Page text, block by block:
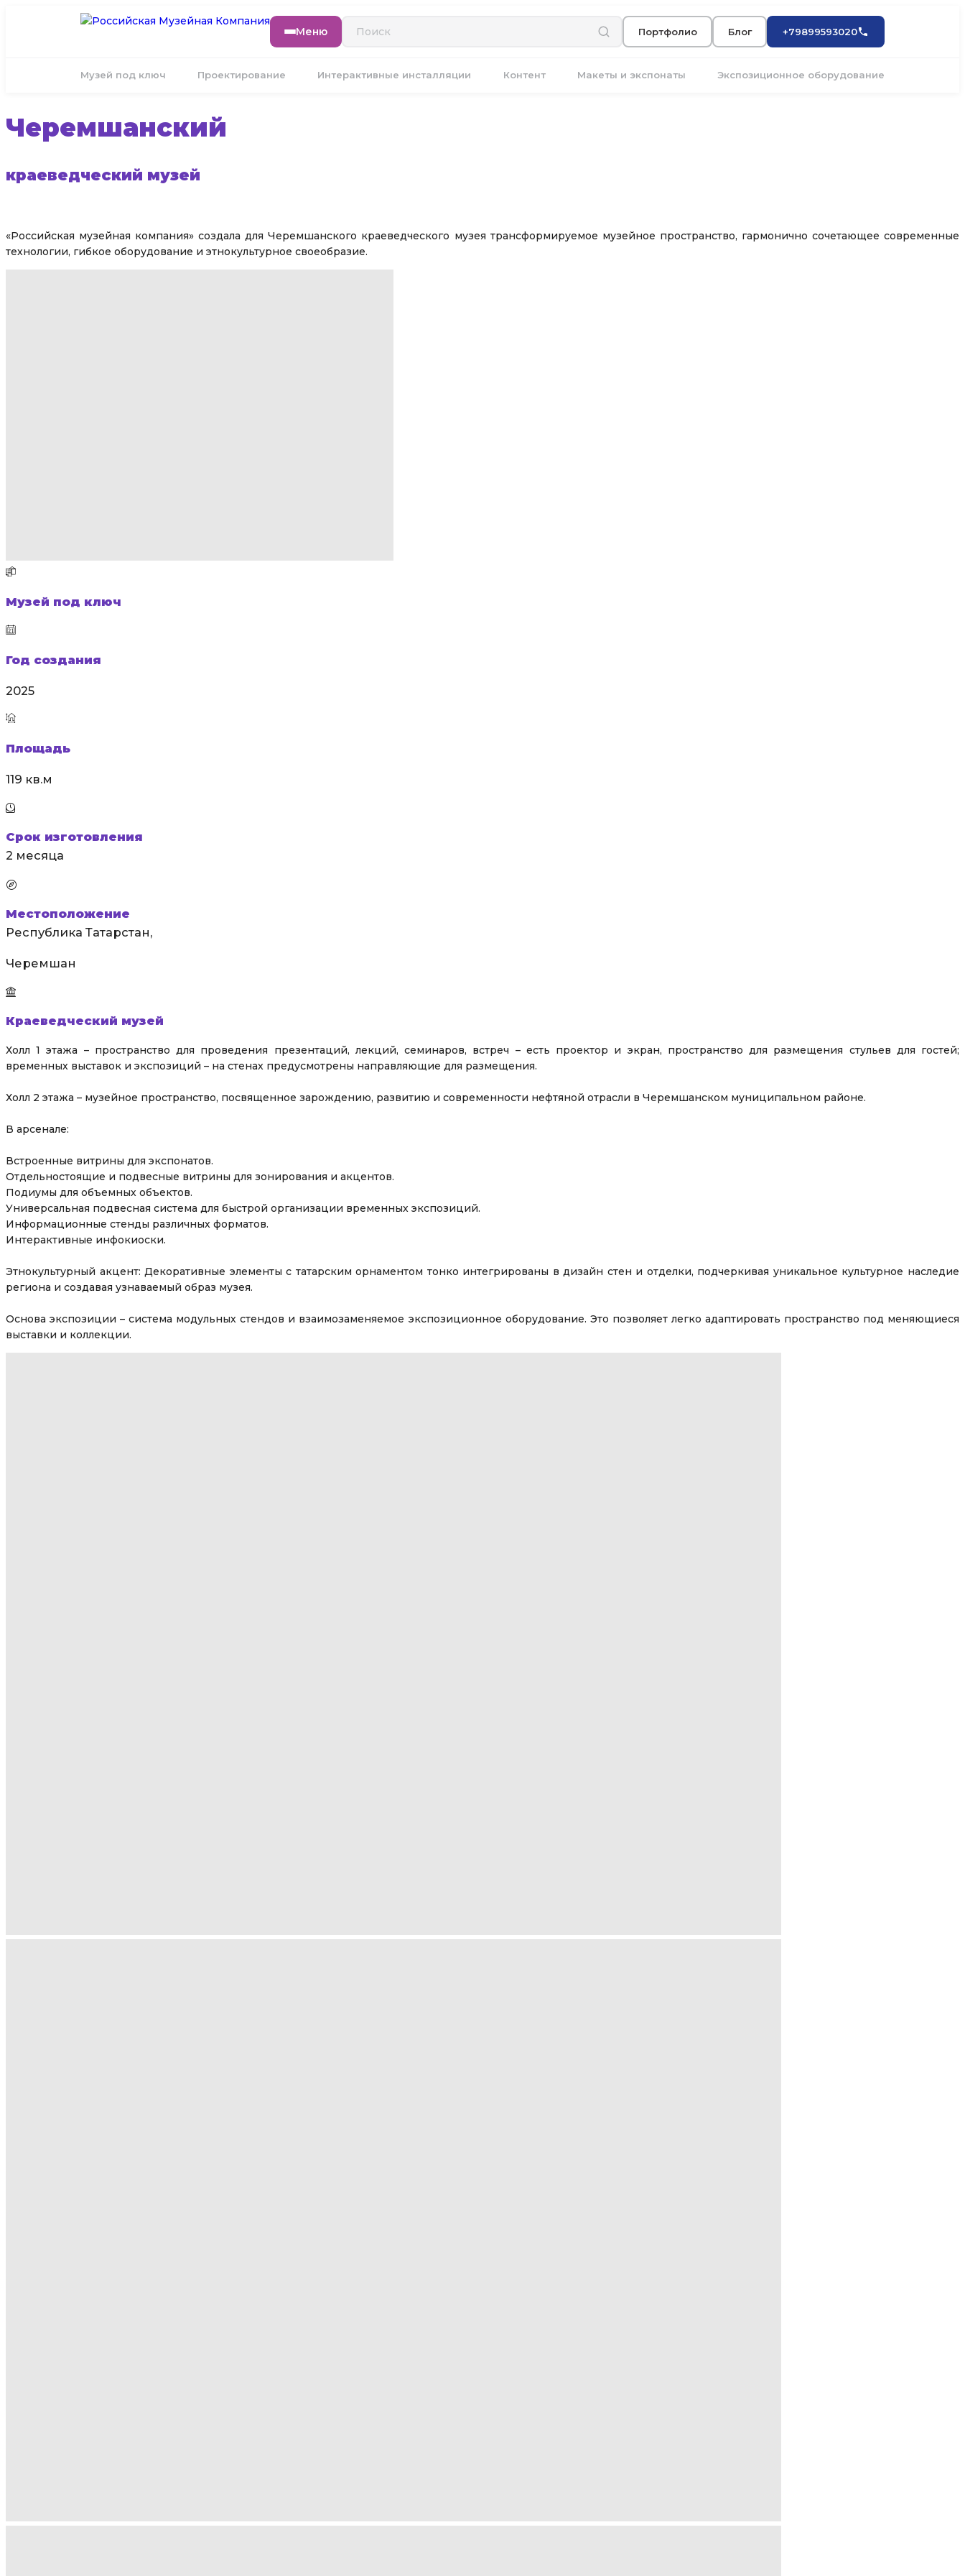
Меню Портфолио Блог +79899593020
Музей под ключ Проектирование Интерактивные инсталляции Контент Макеты и экспонаты Экспозиционное оборудование
Черемшанский
краеведческий музей
«Российская музейная компания» создала для Черемшанского краеведческого музея трансформируемое музейное пространство, гармонично сочетающее современные
технологии, гибкое оборудование и этнокультурное своеобразие.
Музей под ключ
Год создания
2025
Площадь
119 кв.м
Срок изготовления
2 месяца
Местоположение
Республика Татарстан,
Черемшан
Краеведческий музей
Холл 1 этажа – пространство для проведения презентаций, лекций, семинаров, встреч – есть проектор и экран, пространство для размещения стульев для гостей;
временных выставок и экспозиций – на стенах предусмотрены направляющие для размещения.
Холл 2 этажа – музейное пространство, посвященное зарождению, развитию и современности нефтяной отрасли в Черемшанском муниципальном районе.
В арсенале:
Встроенные витрины для экспонатов.
Отдельностоящие и подвесные витрины для зонирования и акцентов.
Подиумы для объемных объектов.
Универсальная подвесная система для быстрой организации временных экспозиций.
Информационные стенды различных форматов.
Интерактивные инфокиоски.
Этнокультурный акцент: Декоративные элементы с татарским орнаментом тонко интегрированы в дизайн стен и отделки, подчеркивая уникальное культурное наследие
региона и создавая узнаваемый образ музея.
Основа экспозиции – система модульных стендов и взаимозаменяемое экспозиционное оборудование. Это позволяет легко адаптировать пространство под меняющиеся
выставки и коллекции.